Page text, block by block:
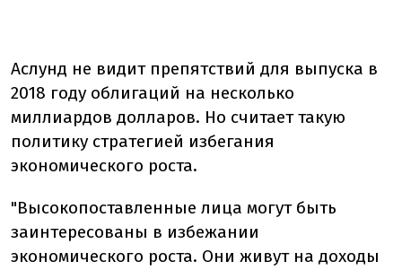
Аслунд не видит препятствий для выпуска в
2018 году облигаций на несколько
миллиардов долларов. Но считает такую ​​
политику стратегией избегания
экономического роста.
"Высокопоставленные лица могут быть
заинтересованы в избежании
экономического роста. Они живут на доходы